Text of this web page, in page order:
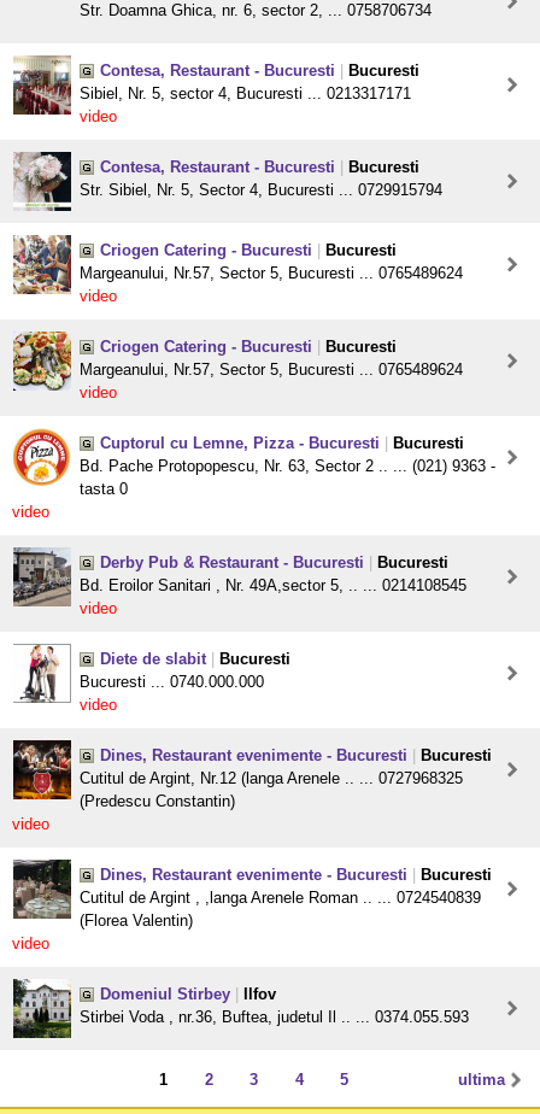
Str. Doamna Ghica, nr. 6, sector 2, ... 0758706734
Contesa, Restaurant - Bucuresti
Bucuresti
Sibiel, Nr. 5, sector 4, Bucuresti ... 0213317171
video
Contesa, Restaurant - Bucuresti
Bucuresti
Str. Sibiel, Nr. 5, Sector 4, Bucuresti ... 0729915794
Criogen Catering - Bucuresti
Bucuresti
Margeanului, Nr.57, Sector 5, Bucuresti ... 0765489624
video
Criogen Catering - Bucuresti
Bucuresti
Margeanului, Nr.57, Sector 5, Bucuresti ... 0765489624
video
Cuptorul cu Lemne, Pizza - Bucuresti
Bucuresti
Bd. Pache Protopopescu, Nr. 63, Sector 2 .. ... (021) 9363 -
tasta 0
video
Derby Pub & Restaurant - Bucuresti
Bucuresti
Bd. Eroilor Sanitari , Nr. 49A,sector 5, .. ... 0214108545
video
Diete de slabit
Bucuresti
Bucuresti ... 0740.000.000
video
Dines, Restaurant evenimente - Bucuresti
Bucuresti
Cutitul de Argint, Nr.12 (langa Arenele .. ... 0727968325
(Predescu Constantin)
video
Dines, Restaurant evenimente - Bucuresti
Bucuresti
Cutitul de Argint , ,langa Arenele Roman .. ... 0724540839
(Florea Valentin)
video
Domeniul Stirbey
Ilfov
Stirbei Voda , nr.36, Buftea, judetul Il .. ... 0374.055.593
ultima
1 2 3 4 5